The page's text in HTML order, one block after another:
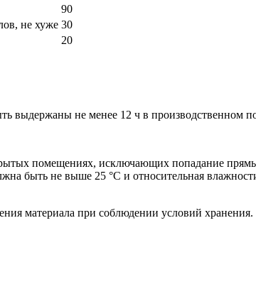
90
не хуже 30
20
не менее 12 ч в производственном
помещениях, исключающих попадание
быть не выше 25 °С и относительная
материала при соблюдении условий хранения.